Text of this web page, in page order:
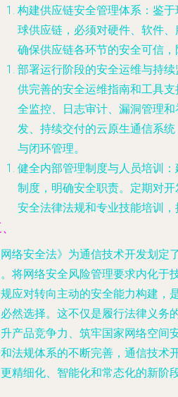
构建供应链安全管理体系 ：鉴
球供应链，必须对硬件、软件
确保供应链各环节的安全可信
部署运行阶段的安全运维与持续
供完善的安全运维指南和工具
全监控、日志审计、漏洞管理
发、持续交付的云原生通信系
与闭环管理。
健全内部管理制度与人员培训
制度，明确安全职责。定期对
安全法律法规和专业技能培训，
络安全法》为通信技术开发划定
将网络安全风险管理要求内化于
应对转向主动的安全能力构建，
然选择。这不仅是履行法律义务
产品竞争力、筑牢国家网络空间
法规体系的不断完善，通信技术
精细化、智能化和常态化的新阶段